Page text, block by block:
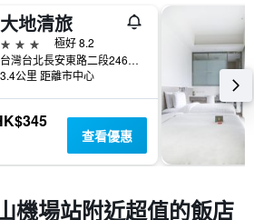
大地清旅
3星級
極好 8.2
台灣台北長安東路二段246號4樓
3.4公里 距離市中心
查看優惠
機場站附近超值的飯店